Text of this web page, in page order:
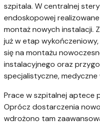
szpitala. W centralnej
endoskopowej
montaż nowych instalacji.
już w etap
się na montażu
instalacyjnego oraz
specjalistyczne,
Prace w szpitalnej aptece
Oprócz dostarczenia
wdrożono tam